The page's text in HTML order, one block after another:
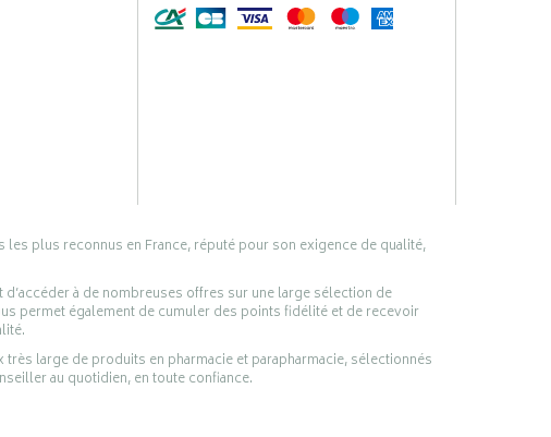
les plus reconnus en France, réputé pour son exigence de qualité,
à de nombreuses offres sur une large sélection de
permet également de cumuler des points fidélité et de recevoir
large de produits en pharmacie et parapharmacie, sélectionnés
au quotidien, en toute confiance.